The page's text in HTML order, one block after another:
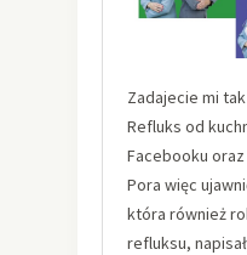
Zadajecie mi
Refluks od
Facebooku
Pora więc
która również
refluksu,